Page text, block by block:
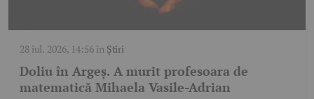
28 iul. 2026, 14:56în Știri
Doliu în Argeș. A murit profesoara de
matematică Mihaela Vasile-Adrian